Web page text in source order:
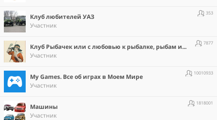
Клуб любителей УАЗ
Участник
353
Клуб Рыбачек или с любовью к рыбалке, рыбам и рыбакам.
Участник
7877
Мy Games. Все об играх в Моем Мире
Участник
10010933
Машины
Участник
1818001